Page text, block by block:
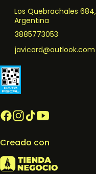
Los Quebrachales
Argentina
3885773053
javicard@outlook.com
Creado con